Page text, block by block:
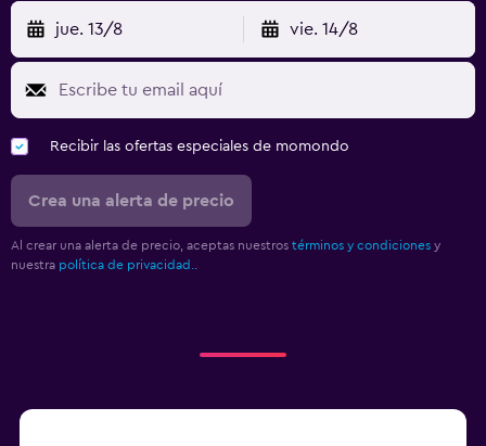
jue. 13/8 vie. 14/8
Recibir las ofertas especiales de momondo
Crea una alerta de precio
Al crear una alerta de precio, aceptas nuestros términos y condiciones y
nuestra política de privacidad.